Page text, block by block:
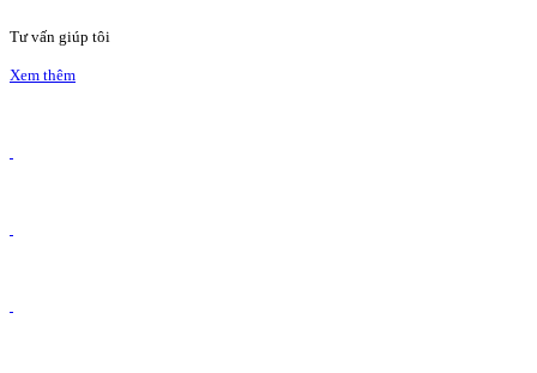
Tư vấn giúp tôi
Xem thêm